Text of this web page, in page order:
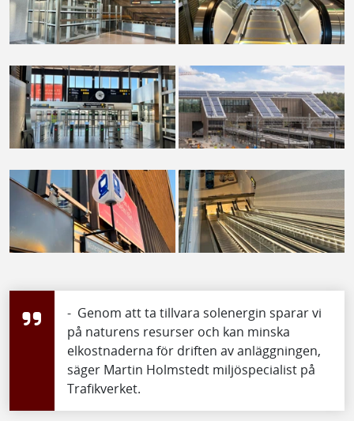
- Genom att ta tillvara solenergin sparar vi
på naturens resurser och kan minska
elkostnaderna för driften av anläggningen,
säger Martin Holmstedt miljöspecialist på
Trafikverket.